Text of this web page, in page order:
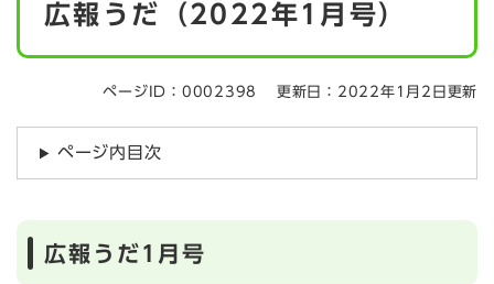
広報うだ（2022年1月号）
ページID：0002398 更新日：2022年1月2日更新
ページ内目次
広報うだ1月号